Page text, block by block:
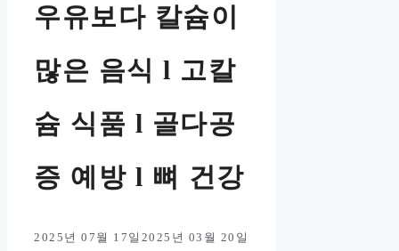
우유보다 칼슘이
많은 음식 l 고칼
슘 식품 l 골다공
증 예방 l 뼈 건강
2025년 07월 17일 2025년 03월 20일